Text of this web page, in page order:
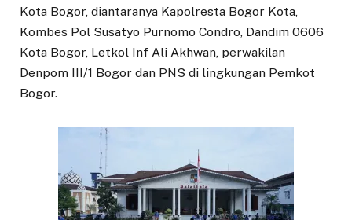
Kota Bogor, diantaranya Kapolresta Bogor Kota,
Kombes Pol Susatyo Purnomo Condro, Dandim 0606
Kota Bogor, Letkol Inf Ali Akhwan, perwakilan
Denpom III/1 Bogor dan PNS di lingkungan Pemkot
Bogor.